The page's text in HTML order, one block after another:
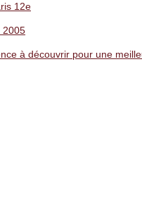
12e
2005
à découvrir pour une